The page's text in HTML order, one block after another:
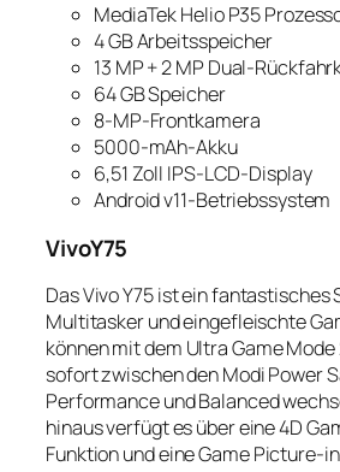
MediaTek Helio P35
4 GB Arbeitsspeicher
13 MP + 2 MP Dual-
64 GB Speicher
8-MP-Frontkamera
5000-mAh-Akku
6,51 Zoll IPS-LCD-Display
Android v11-Betriebssystem
VivoY75
Das Vivo Y75 ist ein
Multitasker und eingefleischte
können mit dem Ultra Game
sofort zwischen den Modi Power
Performance und Balanced
hinaus verfügt es über eine 4D
Funktion und eine Game Picture-